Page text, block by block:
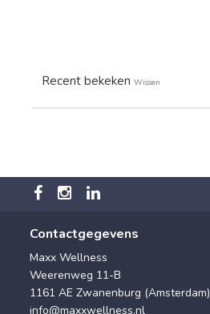
Recent bekeken Wissen
Contactgegevens
Maxx Wellness
Weerenweg 11-B
1161 AE Zwanenburg (Amsterdam)
info@maxxwellness.nl